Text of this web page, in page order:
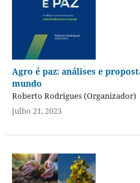
Agro é paz: análises e
mundo
Roberto Rodrigues (Organizador)
julho 21, 2023